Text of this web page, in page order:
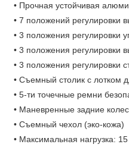
• Прочная устойчивая
• 7 положений регулировки
• 3 положения регулировки
• 3 положения регулировки
• 3 положения регулировки
• Съемный столик с лотком
• 5-ти точечные ремни
• Маневренные задние
• Съемный чехол (эко-кожа)
• Максимальная нагрузка: 15